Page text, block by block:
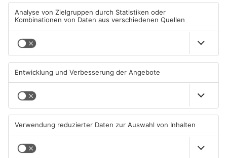
Gewässer im Primaveraland
leiden unter Trockenheit
04.08.2026, 15:07 UHR IN
PRIMAVERALAND
TOPNEWS
Kliniken im Primaveraland
melden mehr Patienten
durch Hitze